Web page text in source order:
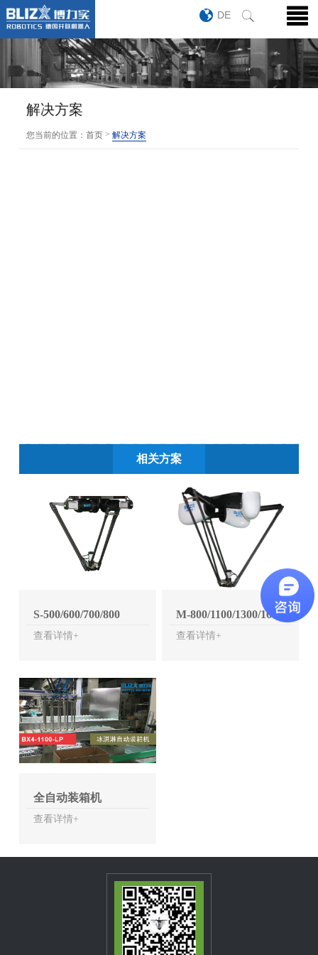
DE
解决方案
您当前的位置：首页 >解决方案
相关方案
S-500/600/700/800
查看详情+
M-800/1100/1300/1600
查看详情+
全自动装箱机
查看详情+